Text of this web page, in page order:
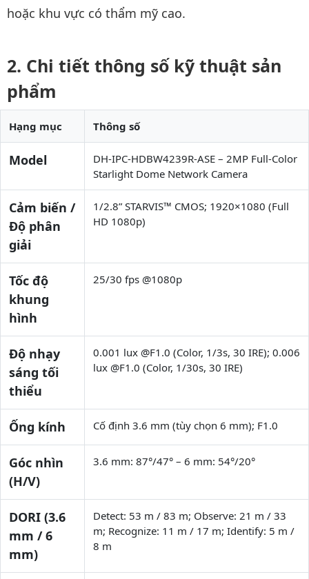
hoặc khu vực có thẩm mỹ cao.
Chi tiết thông số kỹ thuật sản
phẩm
Hạng mục Thông số
Model
DH-IPC-HDBW4239R-ASE – 2MP Full-Color
Starlight Dome Network Camera
Cảm biến /
Độ phân
giải
1/2.8” STARVIS™ CMOS; 1920×1080 (Full
HD 1080p)
Tốc độ
khung
hình
25/30 fps @1080p
Độ nhạy
sáng tối
thiểu
0.001 lux @F1.0 (Color, 1/3s, 30 IRE); 0.006
lux @F1.0 (Color, 1/30s, 30 IRE)
Ống kính Cố định 3.6 mm (tùy chọn 6 mm); F1.0
Góc nhìn
(H/V)
3.6 mm: 87°/47° – 6 mm: 54°/20°
DORI (3.6
mm / 6
mm)
Detect: 53 m / 83 m; Observe: 21 m / 33
m; Recognize: 11 m / 17 m; Identify: 5 m /
8 m